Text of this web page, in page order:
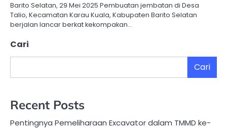
Barito Selatan, 29 Mei 2025 Pembuatan jembatan di Desa
Talio, Kecamatan Karau Kuala, Kabupaten Barito Selatan
berjalan lancar berkat kekompakan…
Cari
Cari
Recent Posts
Pentingnya Pemeliharaan Excavator dalam TMMD ke-